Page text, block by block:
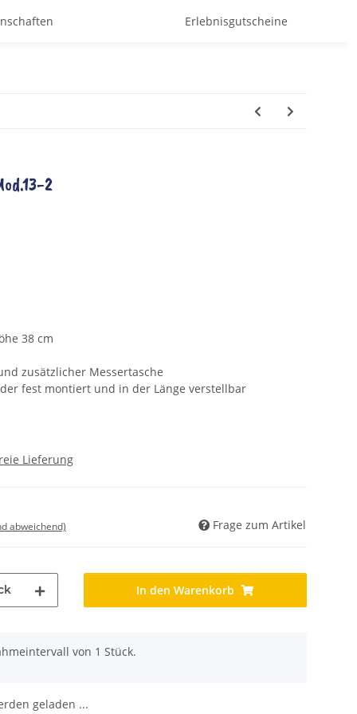
Erlebnisgutscheine
2
38 cm
zusätzlicher Messertasche
fest montiert und in der Länge verstellbar
Lieferung
abweichend) Frage zum Artikel
In den Warenkorb
von 1 Stück.
geladen ...